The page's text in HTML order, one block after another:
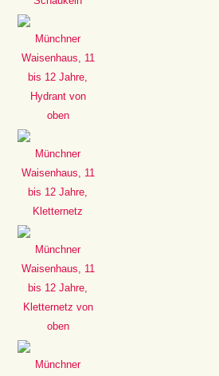
Münchner
Waisenhaus, 11
bis 12 Jahre,
Hydrant von
oben
Münchner
Waisenhaus, 11
bis 12 Jahre,
Kletternetz
Münchner
Waisenhaus, 11
bis 12 Jahre,
Kletternetz von
oben
Münchner